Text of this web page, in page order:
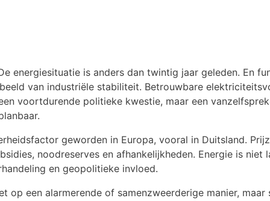
energiesituatie is anders dan twintig jaar geleden. En
van industriële stabiliteit. Betrouwbare
voortdurende politieke kwestie, maar een
geworden in Europa, vooral in Duitsland.
noodreserves en afhankelijkheden. Energie is niet
en geopolitieke invloed.
een alarmerende of samenzweerderige manier,